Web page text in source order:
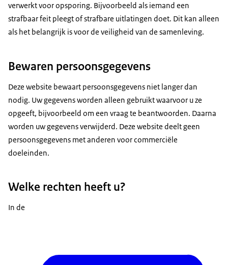
verwerkt voor opsporing. Bijvoorbeeld als iemand een
strafbaar feit pleegt of strafbare uitlatingen doet. Dit kan alleen
als het belangrijk is voor de veiligheid van de samenleving.
Bewaren persoonsgegevens
Deze website bewaart persoonsgegevens niet langer dan
nodig. Uw gegevens worden alleen gebruikt waarvoor u ze
opgeeft, bijvoorbeeld om een vraag te beantwoorden. Daarna
worden uw gegevens verwijderd. Deze website deelt geen
persoonsgegevens met anderen voor commerciële
doeleinden.
Welke rechten heeft u?
In de